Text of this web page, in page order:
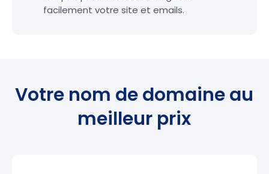
facilement votre site et emails.
Votre nom de domaine au
meilleur prix